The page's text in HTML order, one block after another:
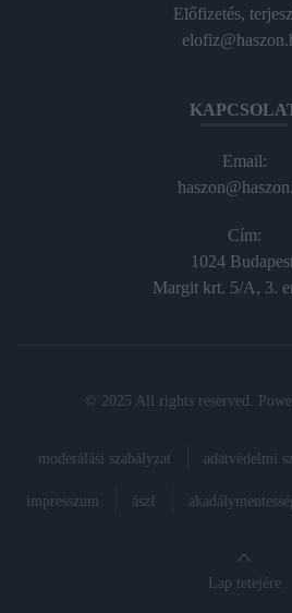
Előfizetés,
Email:
Cím:
1024
Margit krt. 5/A, 3.
© 2025 All rights reserved.
moderálási szabályzat adatvédelmi
impresszum ászf
Lap tetejére